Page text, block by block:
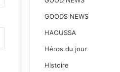
GOODS NEWS
HAOUSSA
Héros du jour
Histoire